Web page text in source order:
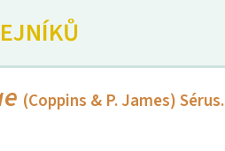
(Coppins & P. James) Sérus.